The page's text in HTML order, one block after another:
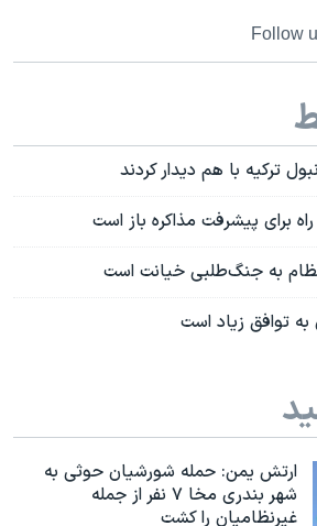
Follow
ترکیه با هم دیدار کردند
برای پیشرفت مذاکره باز است
نظام به جنگ‌طلبى خیانت است
توافق زیاد است
ارتش یمن: حمله شورشیان حوثی به
شهر بندری مخا ۷ نفر از جمله
غیرنظامیان را کشت